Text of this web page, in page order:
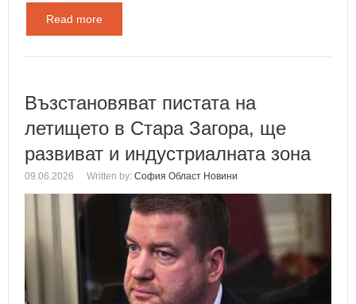
Read more
Възстановяват пистата на
летището в Стара Загора, ще
развиват и индустриалната зона
09.06.2026 Written by: София Област Новини